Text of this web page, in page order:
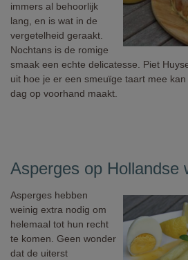
immers al behoorlijk
lang, en is wat in de
vergetelheid geraakt.
Nochtans is de romige
smaak een echte delicatesse. Piet
uit hoe je er een smeuïge taart mee
dag op voorhand maakt.
Asperges op Hollandse
Asperges hebben
weinig extra nodig om
helemaal tot hun recht
te komen. Geen wonder
dat de uiterst